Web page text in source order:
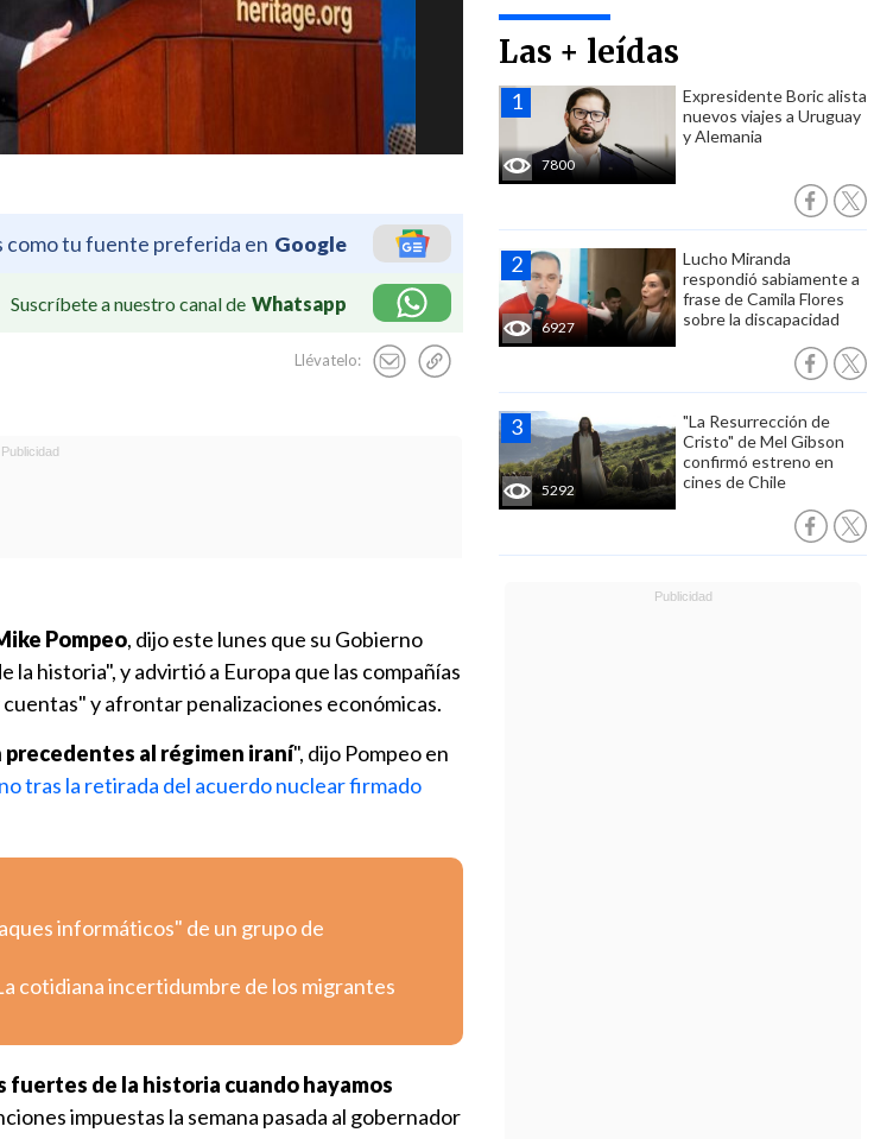
como tu fuente preferida en Google
Suscríbete a nuestro canal de Whatsapp
Llévatelo:
Las + leídas
7800
Expresidente Boric alista
nuevos viajes a Uruguay
y Alemania
6927
Lucho Miranda
respondió sabiamente a
frase de Camila Flores
sobre la discapacidad
5292
"La Resurrección de
Cristo" de Mel Gibson
confirmó estreno en
cines de Chile
Pompeo, dijo este lunes que su Gobierno
la historia", y advirtió a Europa que las compañías
y afrontar penalizaciones económicas.
al régimen iraní", dijo Pompeo en
tras la retirada del acuerdo nuclear firmado
informáticos" de un grupo de
cotidiana incertidumbre de los migrantes
fuertes de la historia cuando hayamos
impuestas la semana pasada al gobernador